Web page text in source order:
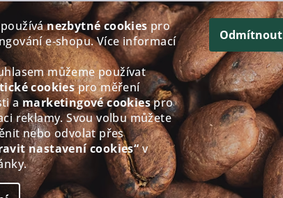
nezbytné cookiespro
e‑shopu. Více informací
můžeme používat
cookiespro měření
amarketingové cookiespro
reklamy. Svou volbu můžete
nebo odvolat přes
nastavení cookies“v
Odmítnout
Servis kávovarů
Technologie
Nivona
Velkoobchod
Věrnostní
program
Křížkovského
793/61, Třebíč
Po - Čt: 8:00-12.00
13.00-17.00
Pá: 8:00-12.00
13.00-16.00
So - Ne: Zavřeno
Zobrazit na
Google mapách